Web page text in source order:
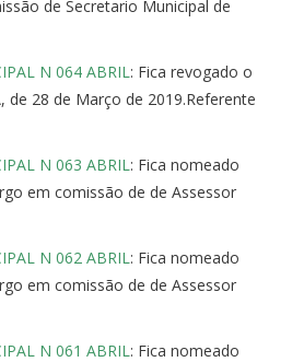
de Secretario Municipal de
N 064 ABRIL: Fica revogado o
de 28 de Março de 2019.Referente
N 063 ABRIL: Fica nomeado
em comissão de de Assessor
N 062 ABRIL: Fica nomeado
em comissão de de Assessor
N 061 ABRIL: Fica nomeado